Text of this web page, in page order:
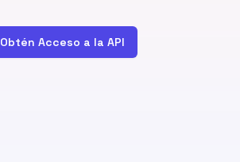
Obtén Acceso a la API